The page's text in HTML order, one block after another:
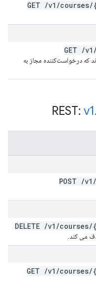
GET /v1 /courses/
GET /v1 /
که درخواست‌کننده مجاز به
v1.
POST /v1 /
DELETE /v1 /courses/
می کند.
GET /v1 /courses/